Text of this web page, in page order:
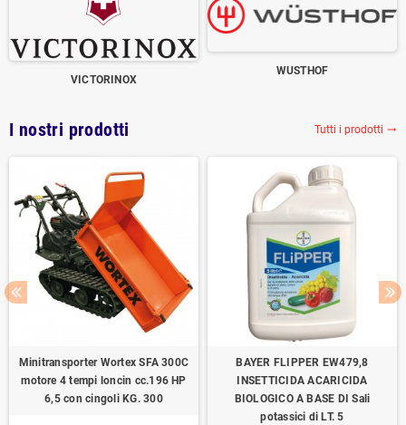
VICTORINOX
WUSTHOF
I nostri prodotti Tutti i prodotti trending_flat
Minitransporter Wortex SFA 300C
motore 4 tempi loncin cc.196 HP
6,5 con cingoli KG. 300
BAYER FLIPPER EW479,8
INSETTICIDA ACARICIDA
BIOLOGICO A BASE DI Sali
potassici di LT. 5